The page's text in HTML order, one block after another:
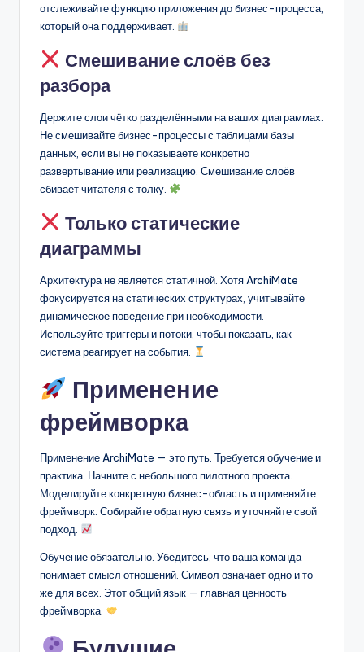
отслеживайте функцию приложения до бизнес-процесса,
который она поддерживает.
Смешивание слоёв без
разбора
Держите слои чётко разделёнными на ваших диаграммах.
Не смешивайте бизнес-процессы с таблицами базы
данных, если вы не показываете конкретно
развертывание или реализацию. Смешивание слоёв
сбивает читателя с толку.
Только статические
диаграммы
Архитектура не является статичной. Хотя ArchiMate
фокусируется на статических структурах, учитывайте
динамическое поведение при необходимости.
Используйте триггеры и потоки, чтобы показать, как
система реагирует на события.
Применение
фреймворка
Применение ArchiMate — это путь. Требуется обучение и
практика. Начните с небольшого пилотного проекта.
Моделируйте конкретную бизнес-область и применяйте
фреймворк. Собирайте обратную связь и уточняйте свой
подход.
Обучение обязательно. Убедитесь, что ваша команда
понимает смысл отношений. Символ означает одно и то
же для всех. Этот общий язык — главная ценность
фреймворка.